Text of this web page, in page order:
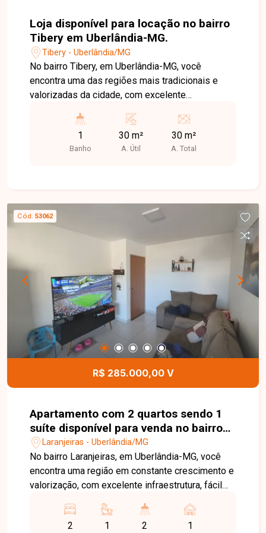
Loja disponível para locação no bairro
Tibery em Uberlândia-MG.
Tibery - Uberlândia/MG
No bairro Tibery, em Uberlândia-MG, você
encontra uma das regiões mais tradicionais e
valorizadas da cidade, com excelente
acesso às principais avenidas, além de estar
próximo a comércios, bancos, supermercados e
diversos serviços. Loja disponível para locação
ou depósito, 1 banheiro e cozinha com copa.
Possui pé-direito alto e excelente ventilação
natural, proporcionando um ambiente confortável
e funcional para diferentes tipos de atividades
comerciais. Uma excelente oportunidade para
instalar ou expandir o seu negócio em uma
localização estratégica e de fácil acesso. Entre
em contato e agende sua visita!
1
Banho
30 m²
A. Útil
30 m²
A. Total
Cód. 53062
R$ 285.000,00 V
Apartamento com 2 quartos sendo 1
suíte disponível para venda no bairro
Laranjeiras em Uberlândia-MG
Laranjeiras - Uberlândia/MG
No bairro Laranjeiras, em Uberlândia-MG, você
encontra uma região em constante crescimento e
valorização, com excelente infraestrutura, fácil
proximidade com supermercados, escolas,
farmácias e diversos comércios, proporcionando
2 1 2 1